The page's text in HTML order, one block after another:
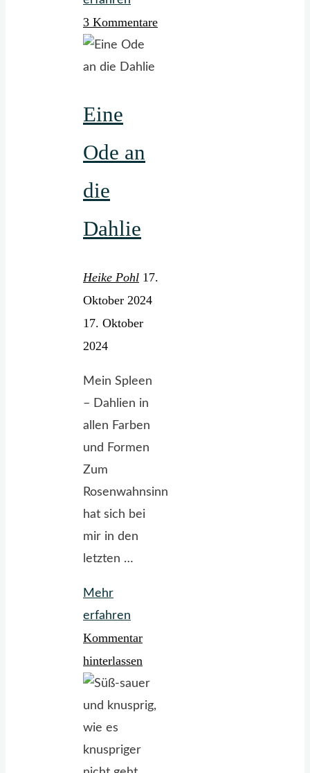
neue
LandGlück-
Kalender
3 Kommentare
Eine
Ode an
die
Dahlie
Heike Pohl 17.
Oktober 2024
17. Oktober
2024
Mein Spleen
– Dahlien in
allen Farben
und Formen
Zum
Rosenwahnsinn
hat sich bei
mir in den
letzten …
Mehr
erfahren
Ode
an
die
Dahlie"
Kommentar
hinterlassen